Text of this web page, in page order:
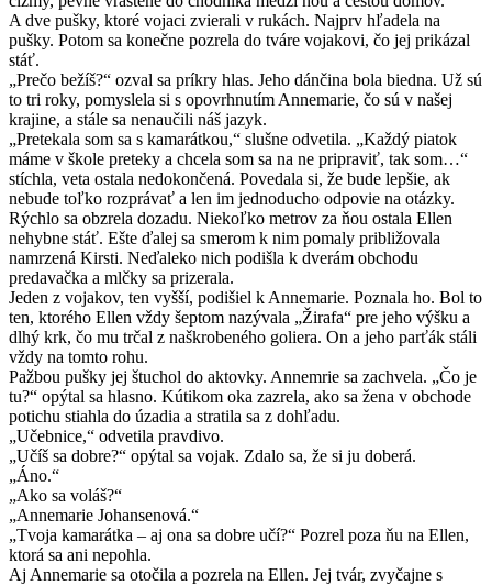
A dve pušky, ktoré vojaci zvierali v rukách. Najprv hľadela na
pušky. Potom sa konečne pozrela do tváre vojakovi, čo jej prikázal
stáť.
„Prečo bežíš?“ ozval sa príkry hlas. Jeho dánčina bola biedna. Už sú
to tri roky, pomyslela si s opovrhnutím Annemarie, čo sú v našej
krajine, a stále sa nenaučili náš jazyk.
„Pretekala som sa s kamarátkou,“ slušne odvetila. „Každý piatok
máme v škole preteky a chcela som sa na ne pripraviť, tak som…“
stíchla, veta ostala nedokončená. Povedala si, že bude lepšie, ak
nebude toľko rozprávať a len im jednoducho odpovie na otázky.
Rýchlo sa obzrela dozadu. Niekoľko metrov za ňou ostala Ellen
nehybne stáť. Ešte ďalej sa smerom k nim pomaly približovala
namrzená Kirsti. Neďaleko nich podišla k dverám obchodu
predavačka a mlčky sa prizerala.
Jeden z vojakov, ten vyšší, podišiel k Annemarie. Poznala ho. Bol to
ten, ktorého Ellen vždy šeptom nazývala „Žirafa“ pre jeho výšku a
dlhý krk, čo mu trčal z naškrobeného goliera. On a jeho parťák stáli
vždy na tomto rohu.
Pažbou pušky jej štuchol do aktovky. Annemrie sa zachvela. „Čo je
tu?“ opýtal sa hlasno. Kútikom oka zazrela, ako sa žena v obchode
potichu stiahla do úzadia a stratila sa z dohľadu.
„Učebnice,“ odvetila pravdivo.
„Učíš sa dobre?“ opýtal sa vojak. Zdalo sa, že si ju doberá.
„Áno.“
„Ako sa voláš?“
„Annemarie Johansenová.“
„Tvoja kamarátka – aj ona sa dobre učí?“ Pozrel poza ňu na Ellen,
ktorá sa ani nepohla.
Aj Annemarie sa otočila a pozrela na Ellen. Jej tvár, zvyčajne s